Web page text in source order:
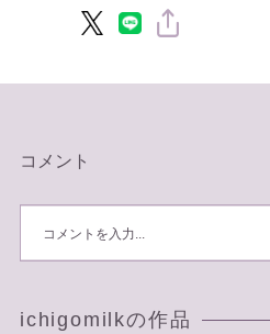
コメント
ichigomilkの作品